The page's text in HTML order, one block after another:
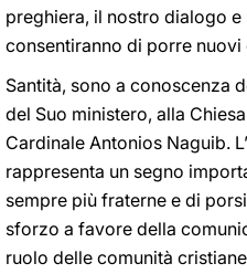
preghiera, il nostro dialogo
consentiranno di porre
Santità, sono a conoscenza
del Suo ministero, alla
Cardinale Antonios Naguib.
rappresenta un segno
sempre più fraterne e di
sforzo a favore della
ruolo delle comunità